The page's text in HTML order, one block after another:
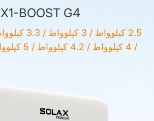
X1-BOOST G4
/ 4 كيلوواط / 4.2 كيلوواط / 5 كيلوواط / 6 كيلوواط